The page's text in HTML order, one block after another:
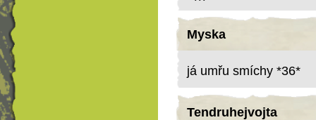
Myska
já umřu smíchy *36*
Tendruhejvojta